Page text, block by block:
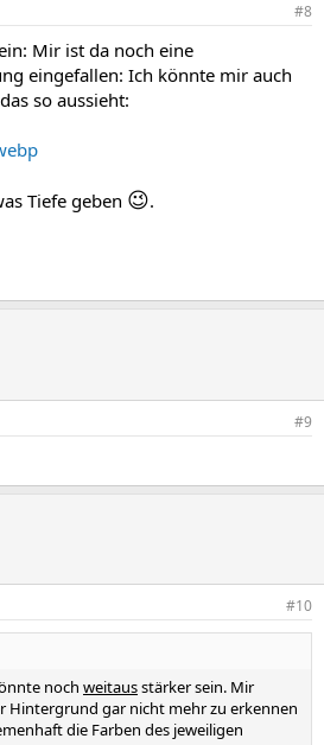
#8
Mir ist da noch eine
eingefallen: Ich könnte mir auch
so aussieht:
Tiefe geben 😉.
#9
#10
noch weitausstärker sein. Mir
Hintergrund gar nicht mehr zu erkennen
die Farben des jeweiligen